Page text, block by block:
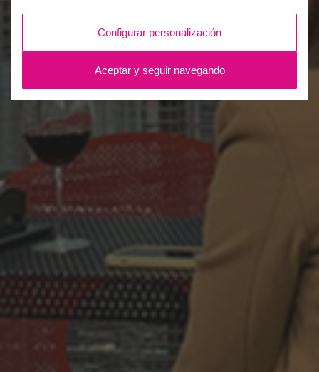
Configurar personalización
Aceptar y seguir navegando